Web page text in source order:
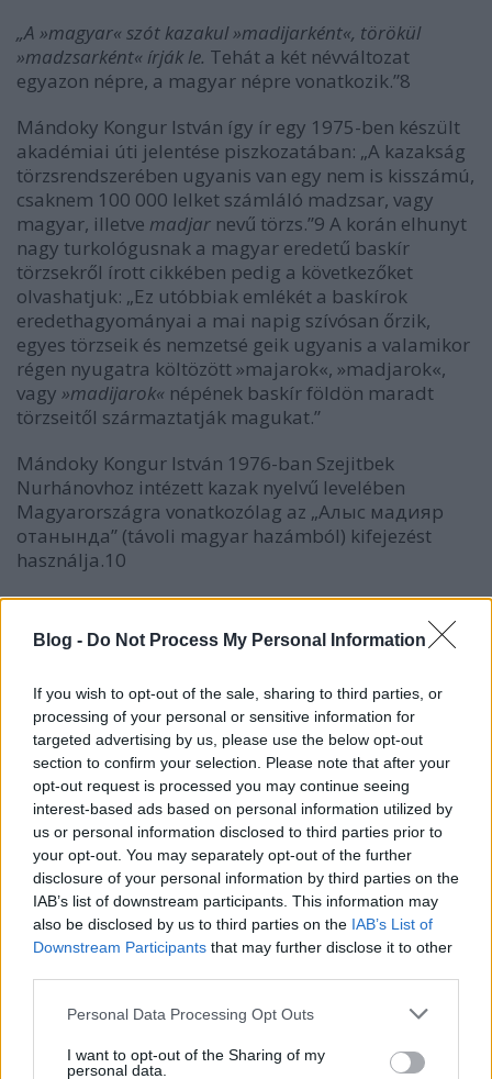
Blog - Do Not Process My Personal Information
If you wish to opt-out of the sale, sharing to third parties, or
processing of your personal or sensitive information for
targeted advertising by us, please use the below opt-out
section to confirm your selection. Please note that after your
opt-out request is processed you may continue seeing
interest-based ads based on personal information utilized by
us or personal information disclosed to third parties prior to
your opt-out. You may separately opt-out of the further
disclosure of your personal information by third parties on the
IAB’s list of downstream participants. This information may
also be disclosed by us to third parties on the IAB’s List of
Downstream Participants that may further disclose it to other
Please note that this website/app uses one or more Google
not limited to your visit or usage behaviour. You may click to
Personal Data Processing Opt Outs
I want to opt-out of the Sharing of my
personal data.
„A »magyar« szót kazakul »madijarként«, törökül
»madzsarként« írják le. Tehát a két névváltozat
egyazon népre, a magyar népre vonatkozik.”8
Mándoky Kongur István így ír egy 1975-ben készült
akadémiai úti jelentése piszkozatában: „A kazakság
törzsrendszerében ugyanis van egy nem is kisszámú,
csaknem 100 000 lelket számláló madzsar, vagy
magyar, illetve madjar nevű törzs.”9 A korán elhunyt
nagy turkológusnak a magyar eredetű baskír
törzsekről írott cikkében pedig a következőket
olvashatjuk: „Ez utóbbiak emlékét a baskírok
eredethagyományai a mai napig szívósan őrzik,
egyes törzseik és nemzetsé geik ugyanis a valamikor
régen nyugatra költözött »majarok«, »madjarok«,
vagy »madijarok« népének baskír földön maradt
törzseitől származtatják magukat.”
Mándoky Kongur István 1976-ban Szejitbek
Nurhánovhoz intézett kazak nyelvű levelében
Magyarországra vonatkozólag az „Алыс мадияр
отанында” (távoli magyar hazámból) kifejezést
használja.10
Térjünk vissza az 1999-es kazak akadémiai
értelmező szótárra. Ami valóban
nem szerepel benne
(Baski Imre kifejezésével élve: „amiről szó sincs”
barátjaként” történő értelmezése. Érdeklődéssel
várok bármely ezzel kapcsolatos kazak szótári
adatot, de a fentiek alapján, még ha esetleg létezne
is ilyen adat, a „Madijar” szó a kazak nyelvben akkor
is jelentené a „magyar” etnikai nevetis. Így tehát a
történeti
(nem nyelvészeti!) probléma
inkább az, hogy a kazak kánságok fennállásának
idején élhettek-e azok területén olyan (keleti)
magyar eredetű etnikai csoportok, amelyekre ez az
etnikai név a későbbiekben vonatkozhatott?
Amennyiben igen, akkor az1999-es kazak akadémiai
„МАДИЯР népnévnek, nemzetségnévnek és
magyarázatára törekvés okafogyott.